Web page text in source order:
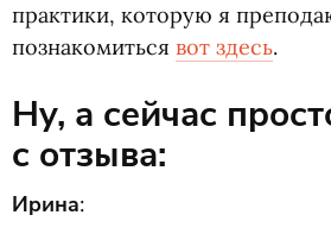
практики, которую я
познакомиться вот здесь.
Ну, а сейчас
с отзыва:
Ирина: